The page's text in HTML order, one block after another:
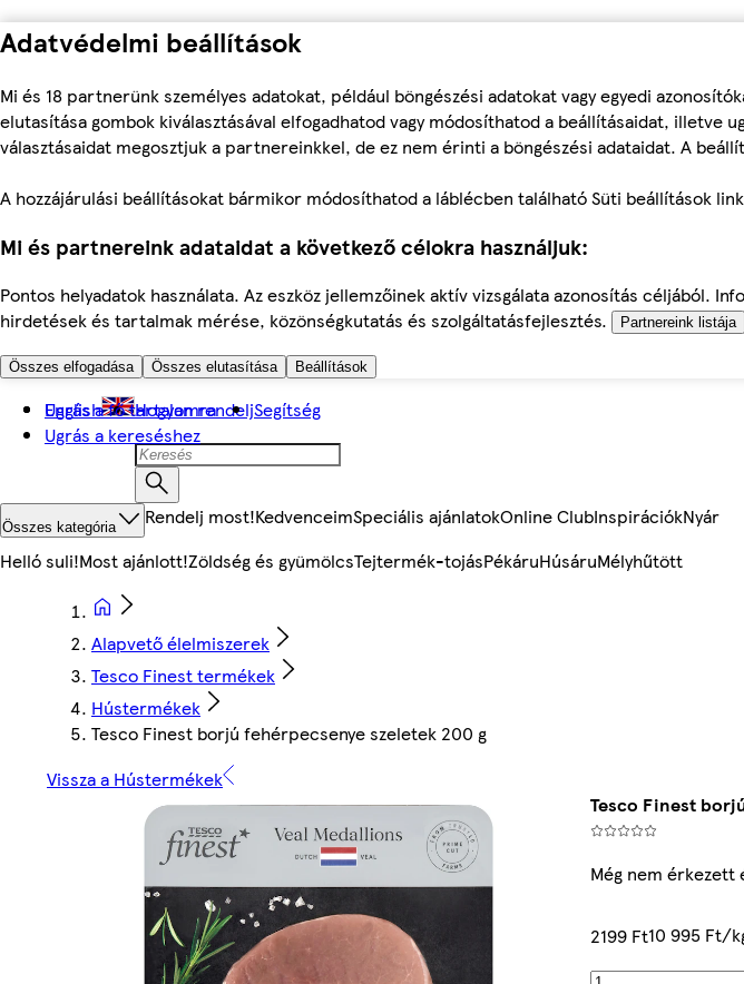
Adatvédelmi beállítások
Mi és 18 partnerünk személyes adatokat, például böngészési adatokat vagy egyedi
elutasítása gombok kiválasztásával elfogadhatod vagy módosíthatod a beállításaidat, illetve
választásaidat megosztjuk a partnereinkkel, de ez nem érinti a böngészési adataidat. A
A hozzájárulási beállításokat bármikor módosíthatod a láblécben található Süti beállítások
Mi és partnereink adataidat a következő célokra használjuk:
Pontos helyadatok használata. Az eszköz jellemzőinek aktív vizsgálata azonosítás céljából.
hirdetések és tartalmak mérése, közönségkutatás és szolgáltatásfejlesztés.
Partnereink listája
Összes elfogadása Összes elutasítása Beállítások
Ugrás a fő tartalomra
Ugrás a kereséshez
English Hogyan rendeljSegítség
Összes kategória Rendelj most!KedvenceimSpeciális ajánlatokOnline ClubInspirációkNyár
Helló suli!Most ajánlott!Zöldség és gyümölcsTejtermék-tojásPékáruHúsáruMélyhűtött
Alapvető élelmiszerek
Tesco Finest termékek
Hústermékek
Tesco Finest borjú fehérpecsenye szeletek 200 g
Vissza a Hústermékek
Tesco Finest
Még nem érkezett
2199 Ft10 995 Ft/